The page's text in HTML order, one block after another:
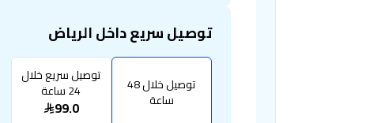
توصيل سريع داخل الرياض
توصيل خلال 48
ساعة
توصيل سريع خلال
24 ساعة
99.0